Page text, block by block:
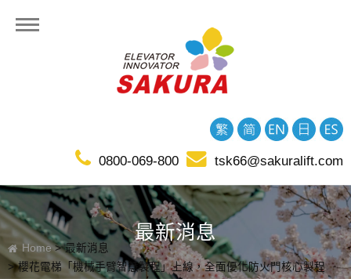
0800-069-800 tsk66@sakuralift.com
最新消息
Home
最新消息
櫻花電梯「機械手臂智慧製程」上線，全面優化防火門核心製程